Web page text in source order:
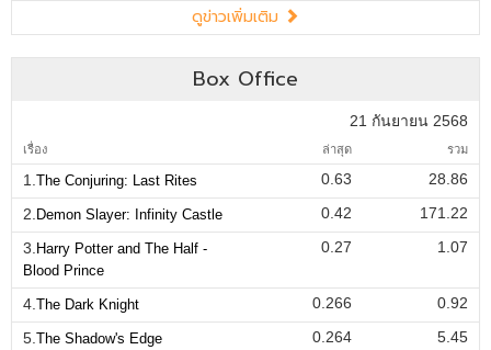
ดูข่าวเพิ่มเติม
Box Office
21 กันยายน 2568
เรื่อง ล่าสุด รวม
1. The Conjuring: Last Rites 0.63
28.86
2. Demon Slayer: Infinity Castle 0.42
171.22
3. Harry Potter and The Half -
Blood Prince
0.27 1.07
4. The Dark Knight 0.266
0.92
5. The Shadow's Edge 0.264 5.45